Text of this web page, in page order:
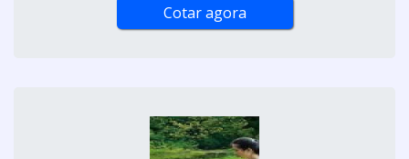
Cotar agora